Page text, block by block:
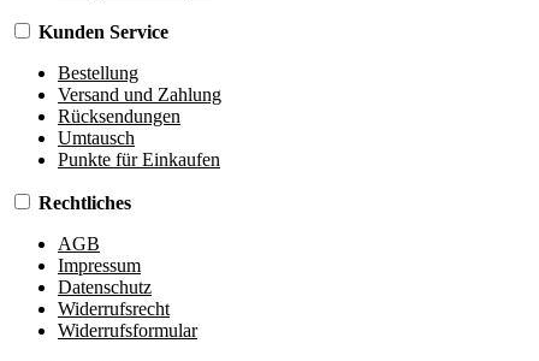
Kunden Service
Bestellung
Versand und Zahlung
Rücksendungen
Umtausch
Punkte für Einkaufen
Rechtliches
AGB
Impressum
Datenschutz
Widerrufsrecht
Widerrufsformular